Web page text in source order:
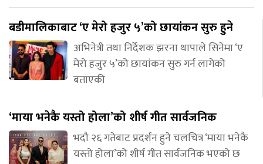
बडीमालिकाबाट ‘ए मेरो हजुर ५’को छायांकन सुरु हुने
अभिनेत्री तथा निर्देशक झरना थापाले सिनेमा ‘ए
मेरो हजुर ५’को छायांकन सुरु गर्न लागेको
बताएकी
‘माया भनेकै यस्तो होला’को शीर्ष गीत सार्वजनिक
भदौ २६ गतेबाट प्रदर्शन हुने चलचित्र ‘माया भनेकै
यस्तो होला’को शीर्ष गीत सार्वजनिक भएको छ